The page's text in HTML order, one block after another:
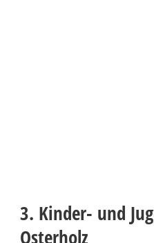
3. Kinder- und
Osterholz